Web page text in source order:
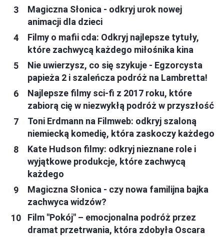
Magiczna Słonica - odkryj urok nowej
animacji dla dzieci
Filmy o mafii cda: Odkryj najlepsze tytuły,
które zachwycą każdego miłośnika kina
Nie uwierzysz, co się szykuje - Egzorcysta
papieża 2 i szaleńcza podróż na Lambretta!
Najlepsze filmy sci-fi z 2017 roku, które
zabiorą cię w niezwykłą podróż w przyszłość
Toni Erdmann na Filmweb: odkryj szaloną
niemiecką komedię, która zaskoczy każdego
Kate Hudson filmy: odkryj nieznane role i
wyjątkowe produkcje, które zachwycą
każdego
Magiczna Słonica - czy nowa familijna bajka
zachwyca widzów?
Film "Pokój" – emocjonalna podróż przez
dramat przetrwania, która zdobyła Oscara